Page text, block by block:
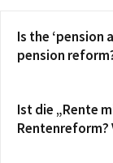
Is the ‘pension
pension
Ist die „Rente
Rentenreform?